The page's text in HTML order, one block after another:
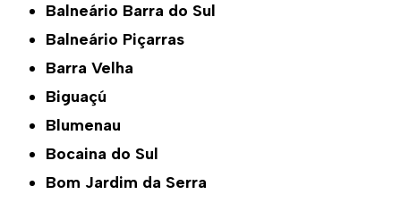
Balneário Barra do Sul
Balneário Piçarras
Barra Velha
Biguaçú
Blumenau
Bocaina do Sul
Bom Jardim da Serra